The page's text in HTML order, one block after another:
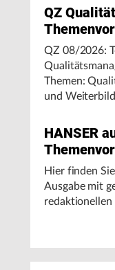
QZ
QZ 08/2026:
Themen:
und
Datenschutz;
Mess- und
HANSER
Hier finden
Ausgabe mit
redaktionellen